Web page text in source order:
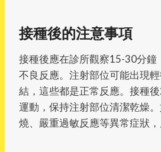
接種後的注意事項
接種後應在診所觀察15-30分鐘
不良反應。注射部位可能出現
結，這些都是正常反應。接種
運動，保持注射部位清潔乾燥
燒、嚴重過敏反應等異常症狀，